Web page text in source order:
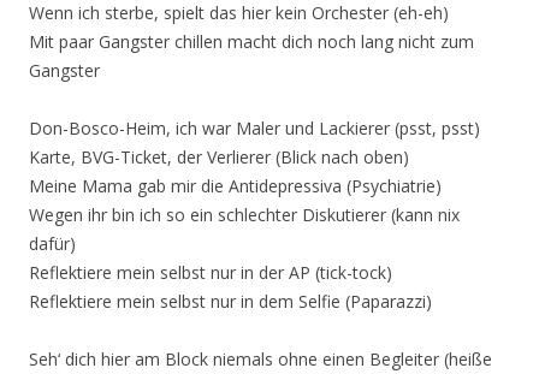
Wenn ich sterbe, spielt das hier kein Orchester (eh-eh)
Mit paar Gangster chillen macht dich noch lang nicht zum
Gangster
Don-Bosco-Heim, ich war Maler und Lackierer (psst, psst)
Karte, BVG-Ticket, der Verlierer (Blick nach oben)
Meine Mama gab mir die Antidepressiva (Psychiatrie)
Wegen ihr bin ich so ein schlechter Diskutierer (kann nix
dafür)
Reflektiere mein selbst nur in der AP (tick-tock)
Reflektiere mein selbst nur in dem Selfie (Paparazzi)
Seh‘ dich hier am Block niemals ohne einen Begleiter (heiße